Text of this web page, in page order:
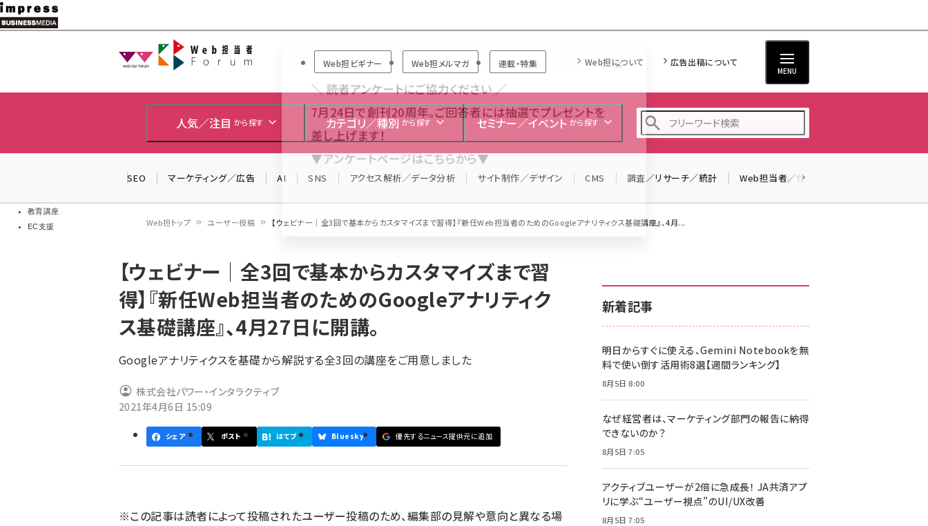
メ
イ
教育講座
EC支援
Web担当者Forum
Web担ビギナー Web担メルマガ 連載・特集 Web担について 広告出稿について
MENU
人気／注目 から探す カテゴリ／種別 から探す セミナー／イベント から探す
z世代 (1617)
meo (1274)
SEO マーケティング／広告 AI SNS アクセス解析／データ分析 サイト制作／デザイン CMS 調査／リサーチ／統計 Web担当者／仕事
ン
く
ず
Web担トップ ユーザー投稿 【ウェビナー｜全3回で基本からカスタマイズまで習得】『新任Web担当者のためのGoogleアナリティクス基礎講座』、4月...
【ウェビナー｜全3回で基本からカスタマイズまで習
得】『新任Web担当者のためのGoogleアナリティク
ス基礎講座』、4月27日に開講。
Googleアナリティクスを基礎から解説する全3回の講座をご用意しました
株式会社パワー・インタラクティブ
2021年4月6日 15:09
シェア ポスト はてブ Bluesky 優先するニュース提供元に追加
※この記事は読者によって投稿されたユーザー投稿のため、編集部の見解や意向と異なる場
新着記事
明日からすぐに使える、Gemini Notebookを無
料で使い倒す活用術8選【週間ランキング】
8月5日 8:00
なぜ経営者は、マーケティング部門の報告に納得
できないのか？
8月5日 7:05
アクティブユーザーが2倍に急成長！ JA共済アプ
リに学ぶ“ユーザー視点”のUI/UX改善
8月5日 7:05
＼ 読者アンケートにご協力ください ／
7月24日で創刊20周年。ご回答者には抽選でプレゼントを
差し上げます！
▼アンケートページはこちらから▼